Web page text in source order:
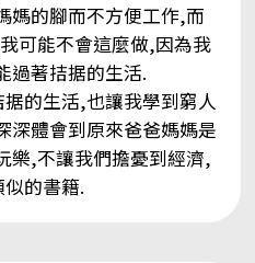
媽的腳而不方便工作,而
可能不會這麼做,因為我
過著拮据的生活.
的生活,也讓我學到窮人
深體會到原來爸爸媽媽是
樂,不讓我們擔憂到經濟,
的書籍.